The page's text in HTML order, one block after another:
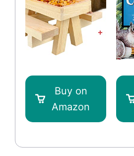
Buy on
Amazon